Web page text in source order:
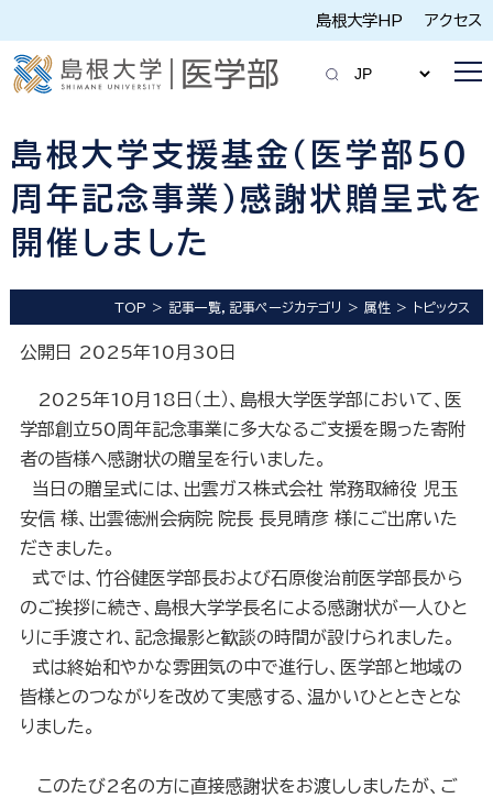
島根大学HP アクセス
島根大学支援基金（医学部50
周年記念事業）感謝状贈呈式を
開催しました
TOP 記事一覧，記事ページカテゴリ 属性 トピックス
公開日 2025年10月30日
2025年10月18日（土）、島根大学医学部において、医
学部創立50周年記念事業に多大なるご支援を賜った寄附
者の皆様へ感謝状の贈呈を行いました。
当日の贈呈式には、出雲ガス株式会社 常務取締役 児玉
安信 様、出雲徳洲会病院 院長 長見晴彦 様にご出席いた
だきました。
式では、竹谷健医学部長および石原俊治前医学部長から
のご挨拶に続き、島根大学学長名による感謝状が一人ひと
りに手渡され、記念撮影と歓談の時間が設けられました。
式は終始和やかな雰囲気の中で進行し、医学部と地域の
皆様とのつながりを改めて実感する、温かいひとときとな
りました。
このたび2名の方に直接感謝状をお渡ししましたが、ご